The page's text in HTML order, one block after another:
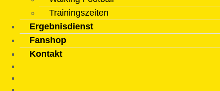
Trainingszeiten
Ergebnisdienst
Fanshop
Kontakt